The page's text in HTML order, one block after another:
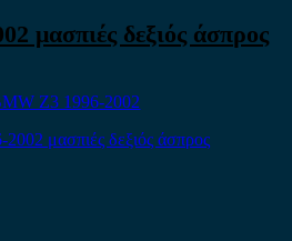
μασπιές δεξιός άσπρος
Z3 1996-2002